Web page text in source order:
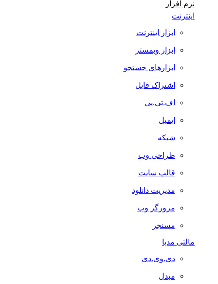
نرم افزار
اینترنت
ابزار اینترنت
ابزار وبمستر
ابزارهای جستجو
اشتراک فایل
اف.تی.پی
ایمیل
شبکه
طراحی وب
قالب سایت
مدیریت دانلود
مرورگر وب
مسنجر
مالتی مدیا
دی.وی.دی
مبدل